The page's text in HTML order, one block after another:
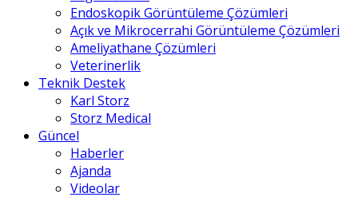
Endoskopik Görüntüleme Çözümleri
Açık ve Mikrocerrahi Görüntüleme Çözümleri
Ameliyathane Çözümleri
Veterinerlik
Teknik Destek
Karl Storz
Storz Medical
Güncel
Haberler
Ajanda
Videolar